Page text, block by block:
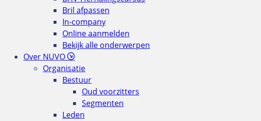
Bril afpassen
In-company
Online aanmelden
Bekijk alle onderwerpen
Over NUVO
Organisatie
Bestuur
Oud voorzitters
Segmenten
Leden